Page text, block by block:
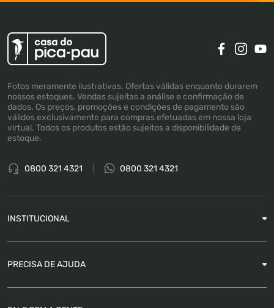
Fotos meramente ilustrativas. Ofertas válidas enquanto durarem
nossos estoques. Vendas sujeitas a análise e confirmação de
dados. Os preços, promoções e condições de pagamento são
válidos exclusivamente para compras efetuadas em nossa loja
virtual. Todos os produtos estão sujeitos a disponibilidade de
estoque.
0800 321 4321 0800 321 4321
INSTITUCIONAL
PRECISA DE AJUDA